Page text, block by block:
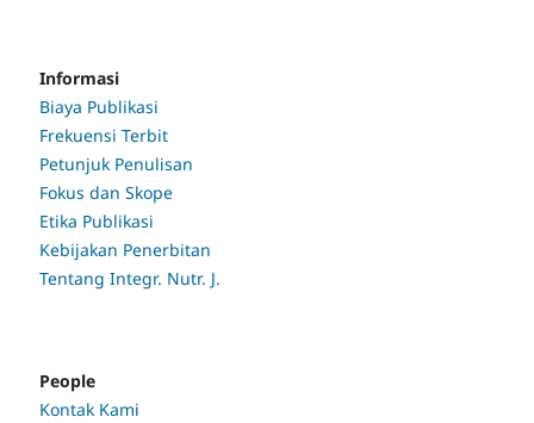
Informasi
Biaya Publikasi
Frekuensi Terbit
Petunjuk Penulisan
Fokus dan Skope
Etika Publikasi
Kebijakan Penerbitan
Tentang Integr. Nutr. J.
People
Kontak Kami